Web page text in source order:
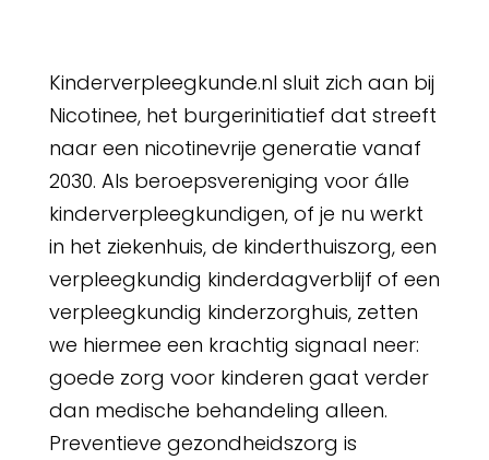
Kinderverpleegkunde.nl sluit zich aan bij
Nicotinee, het burgerinitiatief dat streeft
naar een nicotinevrije generatie vanaf
2030. Als beroepsvereniging voor álle
kinderverpleegkundigen, of je nu werkt
in het ziekenhuis, de kinderthuiszorg, een
verpleegkundig kinderdagverblijf of een
verpleegkundig kinderzorghuis, zetten
we hiermee een krachtig signaal neer:
goede zorg voor kinderen gaat verder
dan medische behandeling alleen.
Preventieve gezondheidszorg is